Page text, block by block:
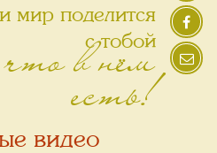
мир поделится
с тобой
в нём
есть!
видео